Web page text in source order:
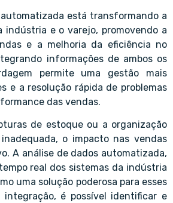
está transformando a
indústria e o varejo, promovendo a
e a melhoria da eficiência no
informações de ambos os
permite uma gestão mais
e a resolução rápida de problemas
das vendas.
de estoque ou a organização
o impacto nas vendas
A análise de dados automatizada,
real dos sistemas da indústria
uma solução poderosa para esses
integração, é possível identificar e